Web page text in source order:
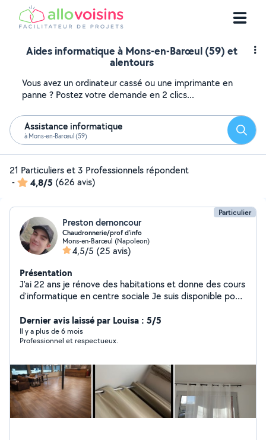
Aides informatique à Mons-en-Barœul (59) et
alentours
Vous avez un ordinateur cassé ou une imprimante en
panne ? Postez votre demande en 2 clics...
Assistance informatique
à Mons-en-Barœul (59)
21 Particuliers et 3 Professionnels répondent
-
4,8/5 (626 avis)
Particulier
Preston dernoncour
Chaudronnerie/prof d'info
Mons-en-Barœul (Napoleon)
4,5/5 (25 avis)
Présentation
J'ai 22 ans je rénove des habitations et donne des cours
d'informatique en centre sociale Je suis disponible pour
Dernier avis laissé par Louisa : 5/5
Il y a plus de 6 mois
Professionnel et respectueux.